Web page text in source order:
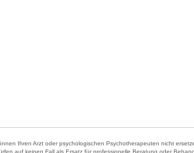
Ihren Arzt oder psychologischen Psychotherapeuten nicht
auf keinen Fall als Ersatz für professionelle Beratung oder